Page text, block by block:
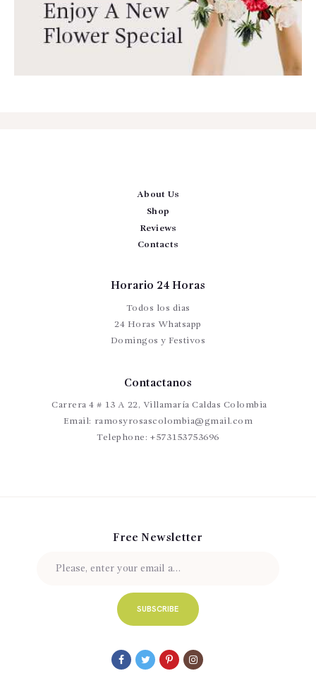
About Us
Shop
Reviews
Contacts
Horario 24 Horas
Todos los dias
24 Horas Whatsapp
Domingos y Festivos
Contactanos
Carrera 4 # 13 A 22, Villamaría Caldas Colombia
Email: ramosyrosascolombia@gmail.com
Telephone: +573153753696
Free Newsletter